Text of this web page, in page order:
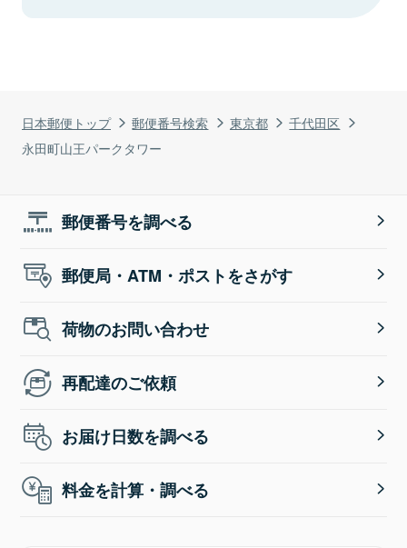
日本郵便トップ 郵便番号検索 東京都
千代田区
永田町山王パークタワー
郵便番号を調べる
郵便局・ATM・ポストをさがす
荷物のお問い合わせ
再配達のご依頼
お届け日数を調べる
料金を計算・調べる